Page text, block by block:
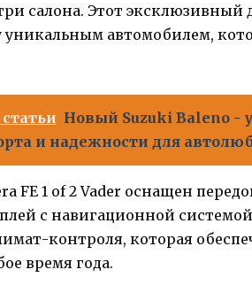
салона. Этот эксклюзивный
автомобилем,
Новый Suzuki Baleno -
и надежности для
FE 1 of 2 Vader оснащен
с навигационной
контроля, которая
время года.